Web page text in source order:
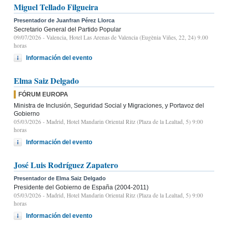
Miguel Tellado Filgueira
Presentador de Juanfran Pérez Llorca
Secretario General del Partido Popular
09/07/2026 - Valencia, Hotel Las Arenas de Valencia (Eugènia Viñes, 22, 24) 9.00
horas
Información del evento
Elma Saiz Delgado
FÓRUM EUROPA
Ministra de Inclusión, Seguridad Social y Migraciones, y Portavoz del
Gobierno
05/03/2026 - Madrid, Hotel Mandarin Oriental Ritz (Plaza de la Lealtad, 5) 9:00
horas
Información del evento
José Luis Rodríguez Zapatero
Presentador de Elma Saiz Delgado
Presidente del Gobierno de España (2004-2011)
05/03/2026 - Madrid, Hotel Mandarin Oriental Ritz (Plaza de la Lealtad, 5) 9:00
horas
Información del evento